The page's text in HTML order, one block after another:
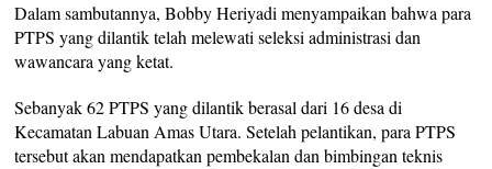
Dalam sambutannya, Bobby Heriyadi menyampaikan bahwa para
PTPS yang dilantik telah melewati seleksi administrasi dan
wawancara yang ketat.
Sebanyak 62 PTPS yang dilantik berasal dari 16 desa di
Kecamatan Labuan Amas Utara. Setelah pelantikan, para PTPS
tersebut akan mendapatkan pembekalan dan bimbingan teknis